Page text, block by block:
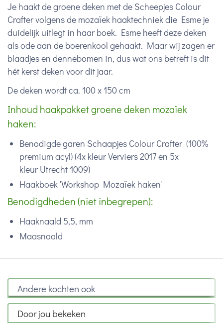
Je haakt de groene deken met de Scheepjes Colour
Crafter volgens de mozaïek haaktechniek die Esme je
duidelijk uitlegt in haar boek. Esme heeft deze deken
als ode aan de boerenkool gehaakt. Maar wij zagen er
blaadjes en dennebomen in, dus wat ons betreft is dit
hét kerst deken voor dit jaar.
De deken wordt ca. 100 x 150 cm
Inhoud haakpakket groene deken mozaïek
haken:
Benodigde garen Schaapjes Colour Crafter (100%
premium acyl) (4x kleurVerviers 2017 en 5x
kleur Utrecht 1009)
Haakboek 'Workshop Mozaïek haken'
Benodigdheden (niet inbegrepen):
Haaknaald 5,5, mm
Maasnaald
Andere kochten ook
Door jou bekeken